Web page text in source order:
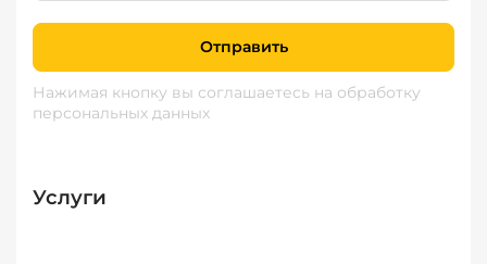
Отправить
Нажимая кнопку вы соглашаетесь на обработку
персональных данных
Услуги